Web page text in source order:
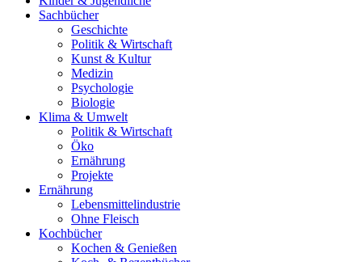
Sachbücher
Geschichte
Politik & Wirtschaft
Kunst & Kultur
Medizin
Psychologie
Biologie
Klima & Umwelt
Politik & Wirtschaft
Öko
Ernährung
Projekte
Ernährung
Lebensmittelindustrie
Ohne Fleisch
Kochbücher
Kochen & Genießen